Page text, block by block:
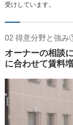
受けしています。
02 得意分野と強
オーナーの相談
に合わせて賃料